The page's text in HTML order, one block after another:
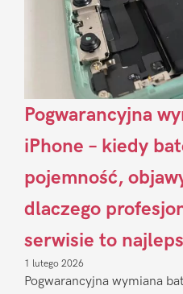
Pogwarancyjna
iPhone – kiedy
pojemność,
dlaczego
serwisie to
1 lutego 2026
Pogwarancyjna wymiana